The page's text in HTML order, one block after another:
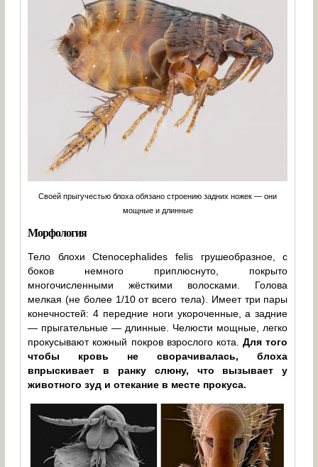
Своей прыгучестью блоха обязано строению задних ножек — они
мощные и длинные
Морфология
Тело блохи Ctenocephalides felis грушеобразное, с
боков немного приплюснуто, покрыто
многочисленными жёсткими волосками. Голова
мелкая (не более 1/10 от всего тела). Имеет три пары
конечностей: 4 передние ноги укороченные, а задние
— прыгательные — длинные. Челюсти мощные, легко
прокусывают кожный покров взрослого кота.Для того
чтобы кровь не сворачивалась, блоха
впрыскивает в ранку слюну, что вызывает у
животного зуд и отекание в месте прокуса.